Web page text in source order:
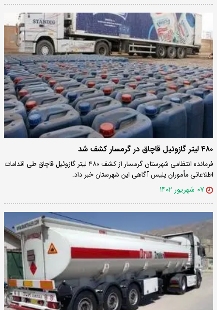
۴۸۰ لیتر گازوئیل قاچاق در گرمسار کشف شد
فرمانده انتظامی شهرستان گرمسار از کشف ۴۸۰ لیتر گازوئیل قاچاق طی اقدامات
اطلاعاتی مأموران پلیس آگاهی این شهرستان خبر داد.
۰۷ شهریور ۱۴۰۲